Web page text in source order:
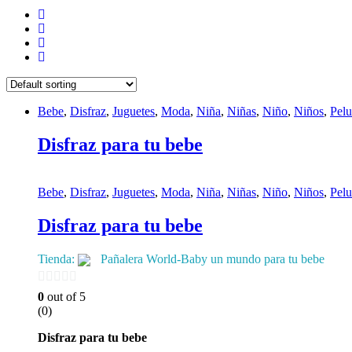
Bebe, Disfraz, Juguetes, Moda, Niña, Niñas, Niño, Niños,
Disfraz para tu bebe
Bebe, Disfraz, Juguetes, Moda, Niña, Niñas, Niño, Niños,
Disfraz para tu bebe
Tienda: Pañalera World-Baby un mundo para tu bebe
0
de
5
0 out of 5
(0)
Disfraz para tu bebe